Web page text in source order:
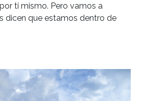
ti mismo. Pero vamos a
dicen que estamos dentro de